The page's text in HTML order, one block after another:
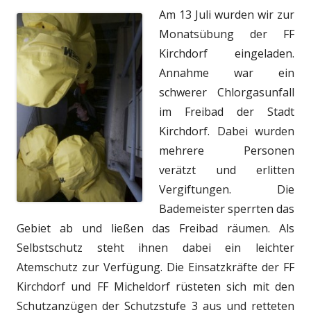
Am 13 Juli wurden wir zur
Monatsübung der FF
Kirchdorf eingeladen.
Annahme war ein
schwerer Chlorgasunfall
im Freibad der Stadt
Kirchdorf. Dabei wurden
mehrere Personen
verätzt und erlitten
Vergiftungen. Die
Bademeister sperrten das
Gebiet ab und ließen das Freibad räumen. Als
Selbstschutz steht ihnen dabei ein leichter
Atemschutz zur Verfügung. Die Einsatzkräfte der FF
Kirchdorf und FF Micheldorf rüsteten sich mit den
Schutzanzügen der Schutzstufe 3 aus und retteten